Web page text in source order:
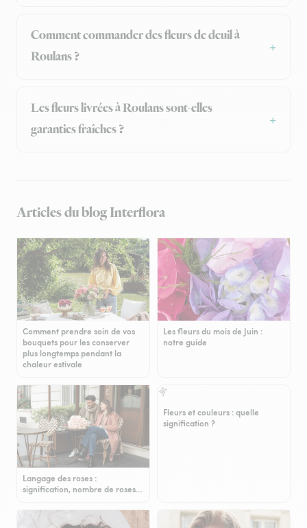
Comment commander des fleurs de deuil à
Roulans ?
Les fleurs livrées à Roulans sont-elles
garanties fraîches ?
Articles du blog Interflora
Comment prendre soin de vos
bouquets pour les conserver
plus longtemps pendant la
chaleur estivale
Les fleurs du mois de Juin :
notre guide
Langage des roses :
signification, nombre de roses…
Fleurs et couleurs : quelle
signification ?